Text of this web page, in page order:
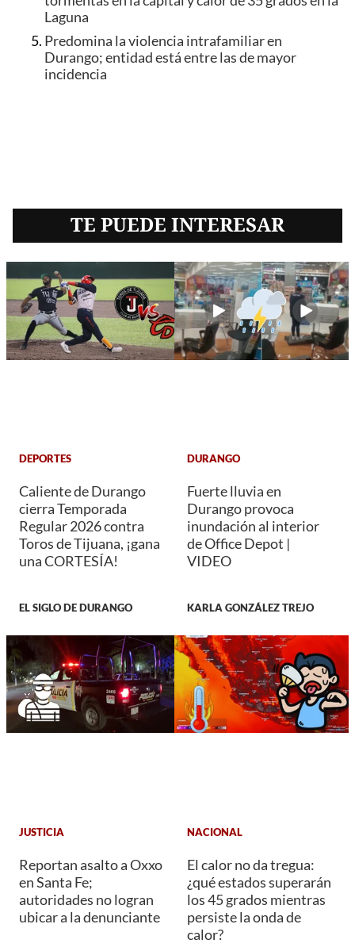
Laguna
Predomina la violencia intrafamiliar en
Durango; entidad está entre las de mayor
incidencia
TE PUEDE INTERESAR
DEPORTES
Caliente de Durango
cierra Temporada
Regular 2026 contra
Toros de Tijuana, ¡gana
una CORTESÍA!
EL SIGLO DE DURANGO
DURANGO
Fuerte lluvia en
Durango provoca
inundación al interior
de Office Depot |
VIDEO
KARLA GONZÁLEZ TREJO
JUSTICIA
Reportan asalto a Oxxo
en Santa Fe;
autoridades no logran
ubicar a la denunciante
NACIONAL
El calor no da tregua:
¿qué estados superarán
los 45 grados mientras
persiste la onda de
calor?